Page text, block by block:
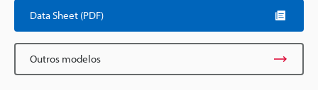
Data Sheet (PDF)
Outros modelos